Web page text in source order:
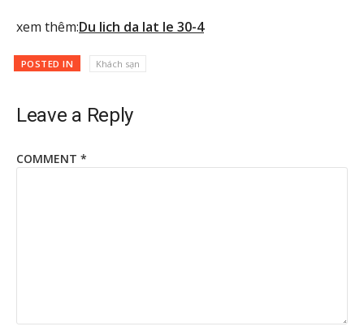
xem thêm:Du lich da lat le 30-4
POSTED IN Khách sạn
Leave a Reply
COMMENT *